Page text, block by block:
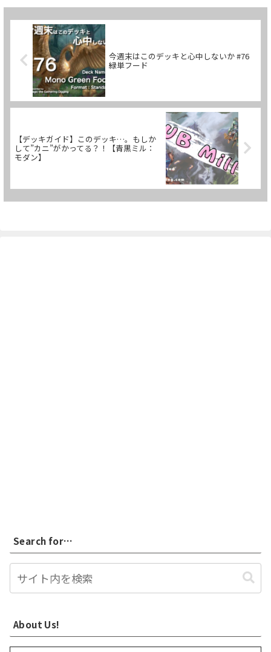
今週末はこのデッキと心中しないか #76
緑単フード
【デッキガイド】このデッキ…。もしか
して”カニ”がかってる？！【青黒ミル：
モダン】
Search for…
About Us!